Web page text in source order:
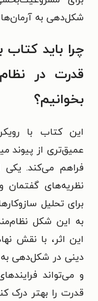
شکل‌دهی به آرمان‌ها
چرا باید کتاب
قدرت در
بخوانیم؟
این کتاب با
عمیق‌تری از پیوند
فراهم می‌کند. یکی
نظریه‌های گفتمان
برای تحلیل
به این شکل
این اثر، با نقش
دینی در شکل‌دهی
و می‌تواند
قدرت را بهتر درک